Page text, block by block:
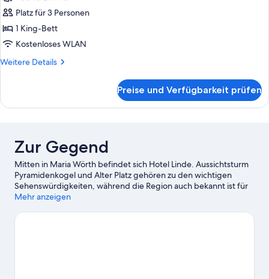
anzeigen
Platz für 3 Personen
1 King-Bett
Kostenloses WLAN
Weitere Details
Weitere
Zimmer
Preise und Verfügbarkeit prüfen
Zur Gegend
Mitten in Maria Wörth befindet sich Hotel Linde. Aussichtsturm
Pyramidenkogel und Alter Platz gehören zu den wichtigen
Sehenswürdigkeiten, während die Region auch bekannt ist für
Attraktionen wie Botanischer Garten Klagenfurt. Gustav Mahler
einen Abstecher. Beim Windsurfen kannst du die umliegende
Mehr anzeigen